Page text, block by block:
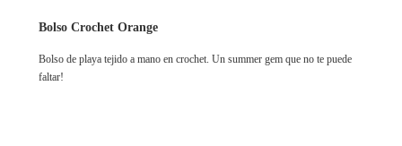
Bolso Crochet Orange
Bolso de playa tejido a mano en crochet. Un summer gem que no te puede
faltar!